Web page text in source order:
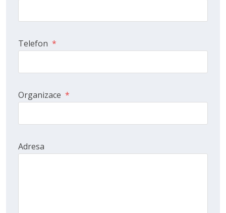
Telefon *
Organizace *
Adresa